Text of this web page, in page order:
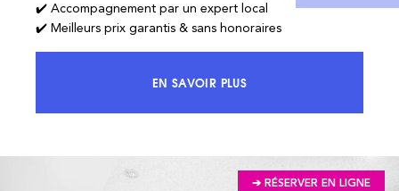
✔️ Accompagnement par un expert local
✔️ Meilleurs prix garantis & sans honoraires
EN SAVOIR PLUSACCÉDEZ À 100% DU MARCHÉ ET
➔ RÉSERVER EN LIGNE